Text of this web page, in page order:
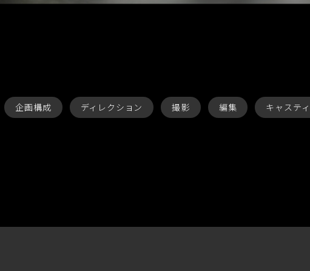
企画構成 ディレクション 撮影 編集 キャステ